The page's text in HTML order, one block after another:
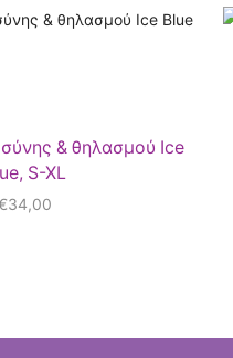
& θηλασμού Ice
S-XL
34,00